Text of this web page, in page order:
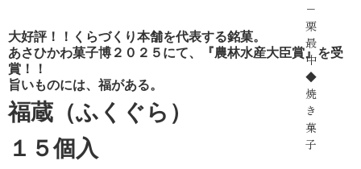
−
栗
最
中
◆
焼
き
菓
子
大好評！！くらづくり本舗を代表する銘菓。
あさひかわ菓子博２０２５にて、『農林水産大臣賞』を受
賞！！
旨いものには、福がある。
福蔵（ふくぐら）
１５個入